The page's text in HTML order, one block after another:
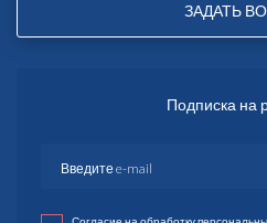
ЗАДАТЬ
Подписка на